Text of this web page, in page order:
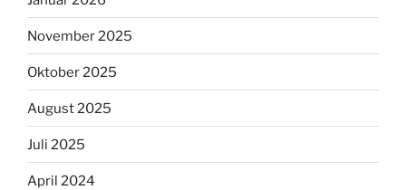
November 2025
Oktober 2025
August 2025
Juli 2025
April 2024